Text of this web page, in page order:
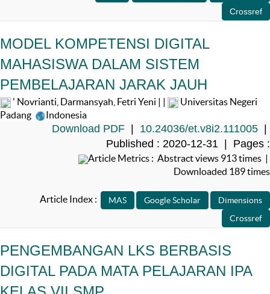
MODEL KOMPETENSI DIGITAL
MAHASISWA DALAM SISTEM
PEMBELAJARAN JARAK JAUH
' Novrianti, Darmansyah, Fetri Yeni | |
Universitas Negeri
Padang
Indonesia
Download PDF 10.24036/et.v8i2.111005
Published : 2020-12-31 | Pages :
Article Metrics : Abstract views 913 times |
Downloaded 189 times
Article Index :
PENGEMBANGAN LKS BERBASIS
DIGITAL PADA MATA PELAJARAN IPA